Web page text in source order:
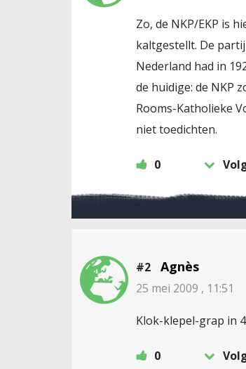
Zo, de NKP/EKP is
kaltgestellt. De
Nederland had in
de huidige: de NKP
Rooms-Katholieke
niet toedichten.
0
#2 Agnès
25 mei 2009 , 11:51
Klok-klepel-grap in
0